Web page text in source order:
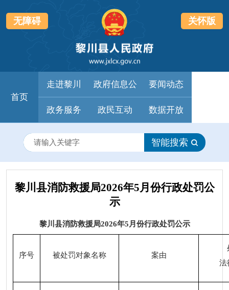
关怀版
无障碍
首页
走进黎川 政府信息公
开
要闻动态
政务服务 政民互动 数据开放
智能搜索
黎川县消防救援局2026年5月份行政处罚公
示
黎川县消防救援局2026年5 月份行政处罚公示
序号 被处罚对象名称 案由
法